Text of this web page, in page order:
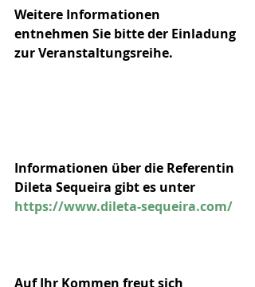
Weitere Informationen
entnehmen Sie bitte der Einladung
zur Veranstaltungsreihe.
Informationen über die Referentin
Dileta Sequeira gibt es unter
https://www.dileta-sequeira.com/
Auf Ihr Kommen freut sich